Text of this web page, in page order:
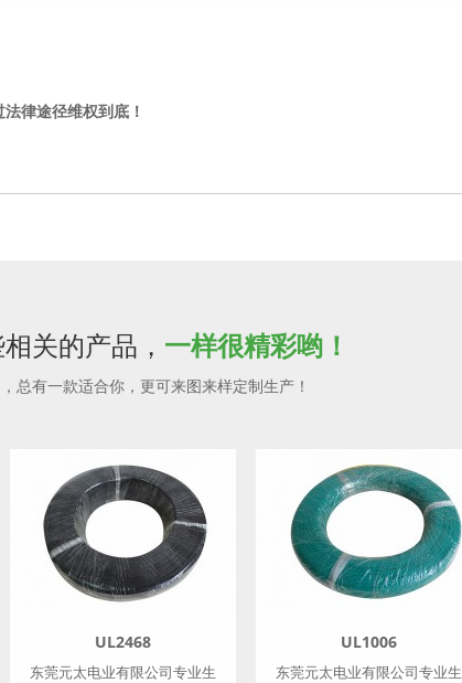
律途径维权到底！
关的产品， 一样很精彩哟！
总有一款适合你，更可来图来样定制生产！
UL2468
东莞元太电业有限公司专业生
UL1006
东莞元太电业有限公司专业生